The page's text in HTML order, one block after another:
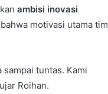
ambisi inovasi
motivasi utama tim
tuntas. Kami
Roihan.